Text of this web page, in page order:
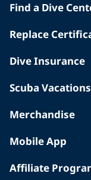
Find a Dive
Replace
Dive Insurance
Scuba Vacations
Merchandise
Mobile App
Affiliate